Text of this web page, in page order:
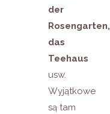
der
Rosengarten,
das
Teehaus
usw.
Wyjątkowe
są tam